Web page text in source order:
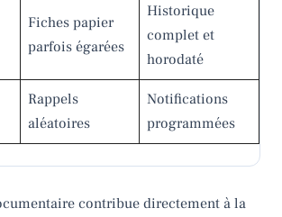
Fiches papier
parfois égarées
Historique
complet et
horodaté
Rappels
aléatoires
Notifications
programmées
contribue directement à la